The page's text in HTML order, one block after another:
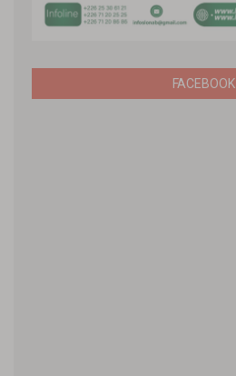
FACEBOOK